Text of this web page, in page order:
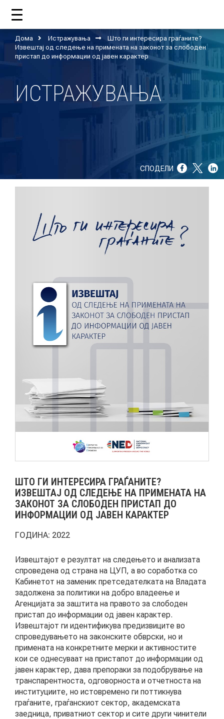
ДОМА
ЗА НАС
ГОДИШНИ ИЗВЕШТАИ
ИСТРАЖУВАЊА
КАТАЛОГ НА УСЛУГИ
ПОВИЦИ
АКТУЕЛНИ ПОВИЦИ
АРХИВА
ИНИЦИЈАТИВИ
ПОДНЕСИ ИНИЦИЈАТИВА
ПОДДРЖИ ИНИЦИЈАТИВА
МУЛТИМЕДИЈА
ГАЛЕРИЈА
ВИДЕО
КОНТАКТ
Дома Истражувања
Што ги интересира граѓаните?
Извештај од следење на примената на законот за слободен
пристап до информации од јавен карактер
ИСТРАЖУВАЊА
СПОДЕЛИ
ШТО ГИ ИНТЕРЕСИРА ГРАЃАНИТЕ?
ИЗВЕШТАЈ ОД СЛЕДЕЊЕ НА ПРИМЕНАТА НА
ЗАКОНОТ ЗА СЛОБОДЕН ПРИСТАП ДО
ИНФОРМАЦИИ ОД ЈАВЕН КАРАКТЕР
ГОДИНА: 2022
Извештајот е резултат на следењето и анализата
спроведена од страна на ЦУП, а во соработка со
Кабинетот на заменик претседателката на Владата
задолжена за политики на добро владеење и
Агенцијата за заштита на правото за слободен
пристап до информации од јавен карактер.
Извештајот ги идентификува предизвиците во
спроведувањето на законските обврски, но и
примената на конкретните мерки и активностите
кои се однесуваат на пристапот до информации од
јавен карактер, дава препораки за подобрување на
транспарентноста, одговорноста и отчетноста на
институциите, но истовремено ги поттикнува
граѓаните, граѓанскиот сектор, академската
заедница, приватниот сектор и сите други чинители